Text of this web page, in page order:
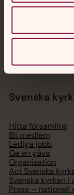
Digitalt brev
Svenska
Hitta församling
Bli medlem
Lediga jobb
Ge en gåva
Organisation
Act Svenska
Svenska kyrkan i
Press – nationell